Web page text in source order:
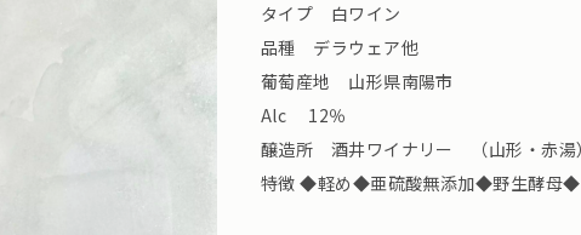
タイプ 白ワイン
品種 デラウェア他
葡萄産地 山形県南陽市
Alc 12％
醸造所 酒井ワイナリー （山形・赤湯）
特徴 ◆軽め◆亜硫酸無添加◆野生酵母